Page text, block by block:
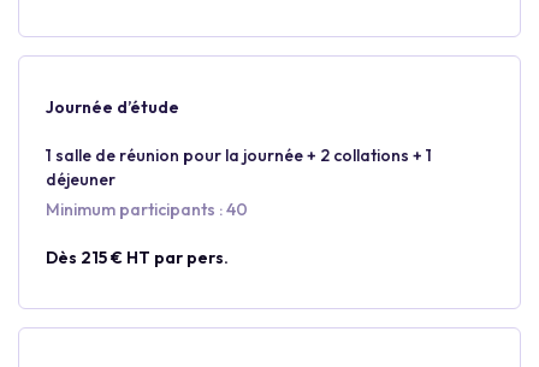
Journée d’étude
1 salle de réunion pour la journée + 2 collations + 1
déjeuner
Minimum participants : 40
Dès 215 € HT par pers.